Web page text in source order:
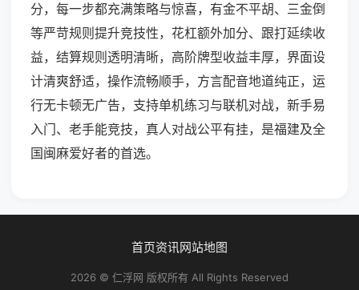
分，每一步都充满策略与惊喜，有金不平胡、三金倒
等严苛规则提升竞技性，花杠额外加分、跟打延续收
益，结算规则透明清晰，高阶牌型收益丰厚，界面设
计清爽舒适，操作流畅顺手，方言配音地道纯正，运
行无卡顿无广告，支持单机练习与联机对战，新手易
入门、老手能竞技，真人对战公平有挂，是福建及全
国闽麻爱好者的首选。
首页资讯网站地图
2026 © 仁浮网 版权所有 All Rights Reserved